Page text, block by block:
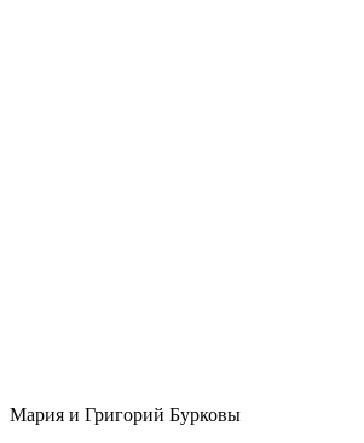
Мария и Григорий Бурковы